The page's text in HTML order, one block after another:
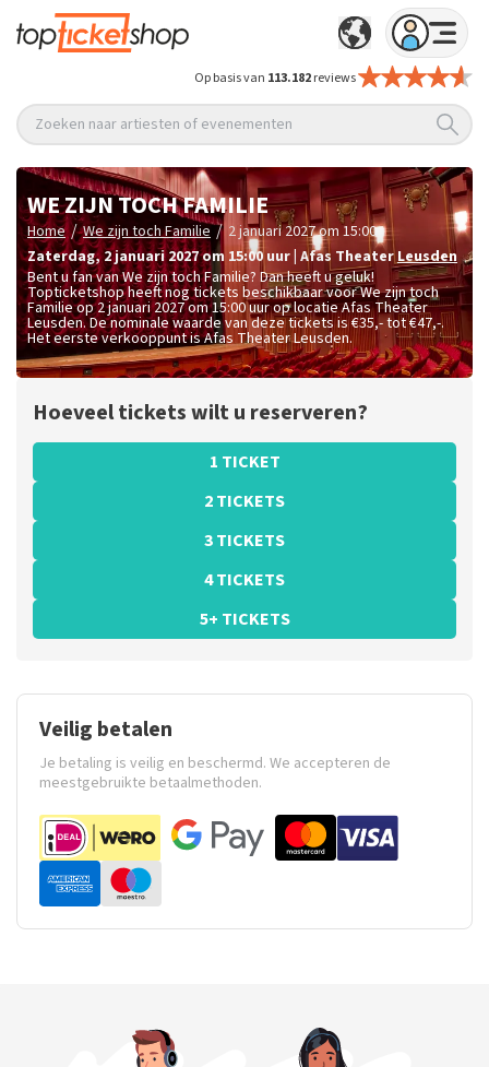
Op basis van 113.182reviews
Zoeken naar artiesten of evenementen
WE ZIJN TOCH FAMILIE
Home / We zijn toch Familie / 2 januari 2027 om 15:00
zaterdag,2 januari 2027 om 15:00 uur Afas TheaterLeusden
Bent u fan van We zijn toch Familie? Dan heeft u geluk!
Topticketshop heeft nog tickets beschikbaar voor We zijn toch
Familie op 2 januari 2027 om 15:00 uur op locatie Afas Theater
Leusden. De nominale waarde van deze tickets is€35,- tot €47,-.
Het eerste verkooppunt is Afas Theater Leusden.
Hoeveel tickets wilt u reserveren?
1 TICKET
2 TICKETS
3 TICKETS
4 TICKETS
5+ TICKETS
Veilig betalen
Je betaling is veilig en beschermd. We accepteren de
meestgebruikte betaalmethoden.